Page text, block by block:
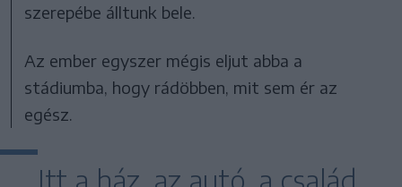
szerepébe álltunk bele.
Az ember egyszer mégis eljut abba a
stádiumba, hogy rádöbben, mit sem ér az
egész.
Itt a ház, az autó, a család,